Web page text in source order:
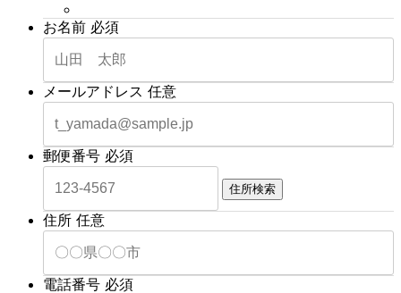
お名前 必須
メールアドレス 任意
郵便番号 必須
住所検索
住所 任意
電話番号 必須